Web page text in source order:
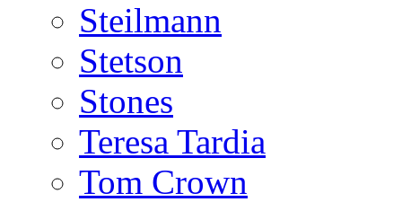
Steilmann
Stetson
Stones
Teresa Tardia
Tom Crown